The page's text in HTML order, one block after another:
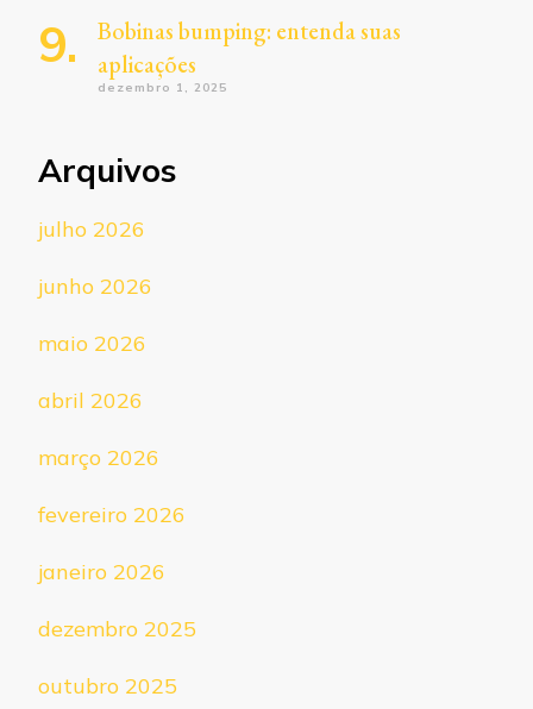
Bobinas bumping: entenda suas
aplicações
dezembro 1, 2025
Arquivos
julho 2026
junho 2026
maio 2026
abril 2026
março 2026
fevereiro 2026
janeiro 2026
dezembro 2025
outubro 2025